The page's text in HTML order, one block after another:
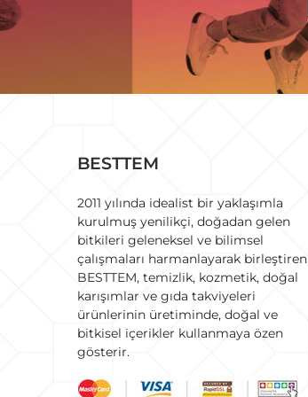
BESTTEM
2011 yılında idealist bir yaklaşımla
kurulmuş yenilikçi, doğadan gelen
bitkileri geleneksel ve bilimsel
çalışmaları harmanlayarak birleştiren
BESTTEM, temizlik, kozmetik, doğal
karışımlar ve gıda takviyeleri
ürünlerinin üretiminde, doğal ve
bitkisel içerikler kullanmaya özen
gösterir.